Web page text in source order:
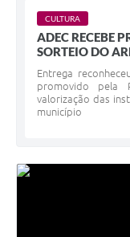
CULTURA
ADEC RECEBE
SORTEIO DO
Entrega
promovido pela
valorização das
município